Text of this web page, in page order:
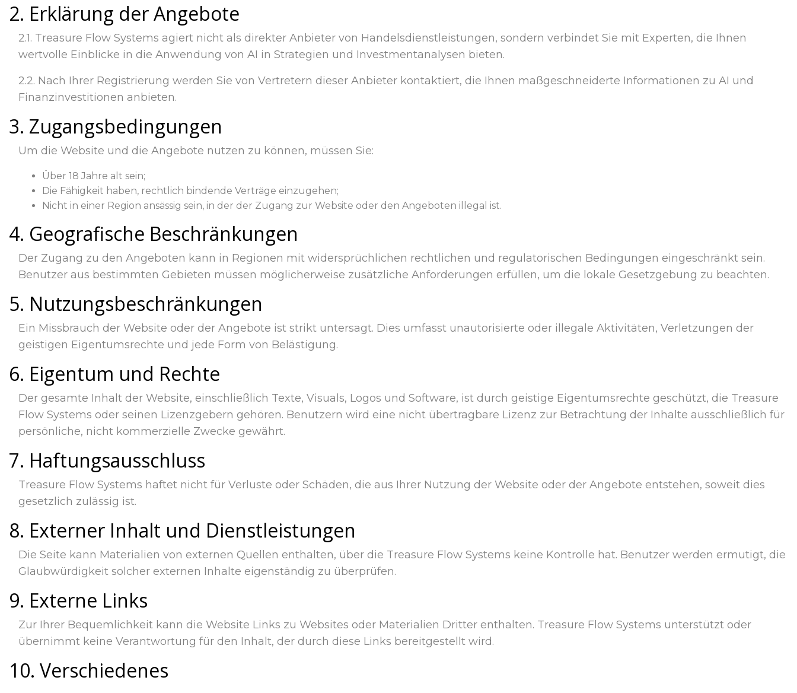
2. Erklärung der Angebote
2.1. Treasure Flow Systems agiert nicht als direkter Anbieter von Handelsdienstleistungen, sondern verbindet Sie mit Experten, die Ihnen
wertvolle Einblicke in die Anwendung von AI in Strategien und Investmentanalysen bieten.
2.2. Nach Ihrer Registrierung werden Sie von Vertretern dieser Anbieter kontaktiert, die Ihnen maßgeschneiderte Informationen zu AI und
Finanzinvestitionen anbieten.
3. Zugangsbedingungen
Um die Website und die Angebote nutzen zu können, müssen Sie:
Über 18 Jahre alt sein;
Die Fähigkeit haben, rechtlich bindende Verträge einzugehen;
Nicht in einer Region ansässig sein, in der der Zugang zur Website oder den Angeboten illegal ist.
4. Geografische Beschränkungen
Der Zugang zu den Angeboten kann in Regionen mit widersprüchlichen rechtlichen und regulatorischen Bedingungen eingeschränkt sein.
Benutzer aus bestimmten Gebieten müssen möglicherweise zusätzliche Anforderungen erfüllen, um die lokale Gesetzgebung zu beachten.
5. Nutzungsbeschränkungen
Ein Missbrauch der Website oder der Angebote ist strikt untersagt. Dies umfasst unautorisierte oder illegale Aktivitäten, Verletzungen der
geistigen Eigentumsrechte und jede Form von Belästigung.
6. Eigentum und Rechte
Der gesamte Inhalt der Website, einschließlich Texte, Visuals, Logos und Software, ist durch geistige Eigentumsrechte geschützt, die Treasure
Flow Systems oder seinen Lizenzgebern gehören. Benutzern wird eine nicht übertragbare Lizenz zur Betrachtung der Inhalte ausschließlich für
persönliche, nicht kommerzielle Zwecke gewährt.
7. Haftungsausschluss
Treasure Flow Systems haftet nicht für Verluste oder Schäden, die aus Ihrer Nutzung der Website oder der Angebote entstehen, soweit dies
gesetzlich zulässig ist.
8. Externer Inhalt und Dienstleistungen
Die Seite kann Materialien von externen Quellen enthalten, über die Treasure Flow Systems keine Kontrolle hat. Benutzer werden ermutigt, die
Glaubwürdigkeit solcher externen Inhalte eigenständig zu überprüfen.
9. Externe Links
Zur Ihrer Bequemlichkeit kann die Website Links zu Websites oder Materialien Dritter enthalten. Treasure Flow Systems unterstützt oder
übernimmt keine Verantwortung für den Inhalt, der durch diese Links bereitgestellt wird.
10. Verschiedenes